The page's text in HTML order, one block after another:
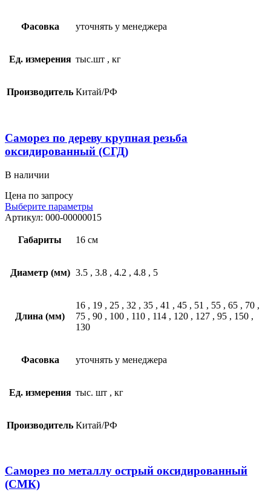
Фасовка уточнять у менеджера
Ед. измерения тыс.шт , кг
Производитель Китай/РФ
Саморез по дереву крупная резьба
оксидированный (СГД)
В наличии
Цена по запросу
Выберите параметры
Артикул: 000-00000015
Габариты 16 см
Диаметр (мм) 3.5 , 3.8 , 4.2 , 4.8 , 5
Длина (мм)
16 , 19 , 25 , 32 , 35 , 41 , 45 , 51 , 55 , 65 , 70 ,
75 , 90 , 100 , 110 , 114 , 120 , 127 , 95 , 150 ,
130
Фасовка уточнять у менеджера
Ед. измерения тыс. шт , кг
Производитель Китай/РФ
Саморез по металлу острый оксидированный
(СМК)